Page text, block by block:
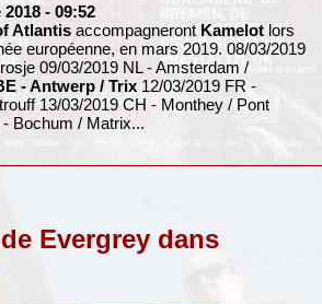
2018 - 09:52
Atlantisaccompagneront Kamelotlors
européenne, en mars 2019. 08/03/2019
09/03/2019 NL - Amsterdam /
- Antwerp / Trix12/03/2019 FR -
13/03/2019 CH - Monthey / Pont
Bochum / Matrix...
Evergrey dans